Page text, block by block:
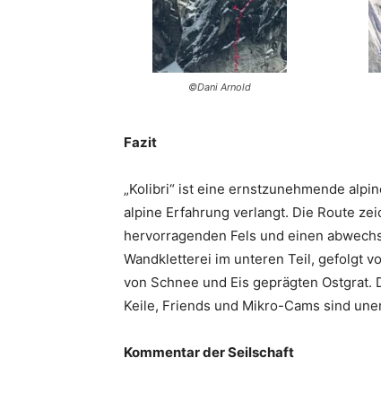
©Dani Arnold
Fazit
„Kolibri“ ist eine ernstzunehmende
alpine Erfahrung verlangt. Die Route
hervorragenden Fels und einen
Wandkletterei im unteren Teil, gefolgt
von Schnee und Eis geprägten
Keile, Friends und Mikro-Cams sind
Kommentar der Seilschaft